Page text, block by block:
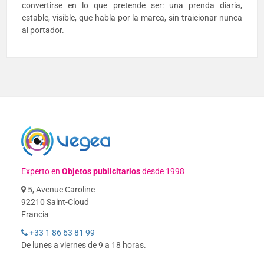
convertirse en lo que pretende ser: una prenda diaria,
estable, visible, que habla por la marca, sin traicionar nunca
al portador.
Experto enObjetos publicitariosdesde 1998
5, Avenue Caroline
92210 Saint-Cloud
Francia
+33 1 86 63 81 99
De lunes a viernes de 9 a 18 horas.